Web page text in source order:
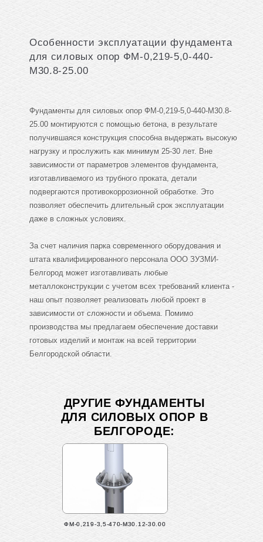
Особенности эксплуатации фундамента
для силовых опор ФМ-0,219-5,0-440-
М30.8-25.00
Фундаменты для силовых опор ФМ-0,219-5,0-440-М30.8-
25.00 монтируются с помощью бетона, в результате
получившаяся конструкция способна выдержать высокую
нагрузку и прослужить как минимум 25-30 лет. Вне
зависимости от параметров элементов фундамента,
изготавливаемого из трубного проката, детали
подвергаются противокоррозионной обработке. Это
позволяет обеспечить длительный срок эксплуатации
даже в сложных условиях.
За счет наличия парка современного оборудования и
штата квалифицированного персонала ООО ЗУЗМИ-
Белгород может изготавливать любые
металлоконструкции с учетом всех требований клиента -
наш опыт позволяет реализовать любой проект в
зависимости от сложности и объема. Помимо
производства мы предлагаем обеспечение доставки
готовых изделий и монтаж на всей территории
Белгородской области.
ДРУГИЕ ФУНДАМЕНТЫ
ДЛЯ СИЛОВЫХ ОПОР В
БЕЛГОРОДЕ:
ФМ-0,219-3,5-470-М30.12-30.00